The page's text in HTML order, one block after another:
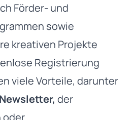
Förder- und
sowie
kreativen Projekte
Registrierung
viele Vorteile, darunter
der
oder